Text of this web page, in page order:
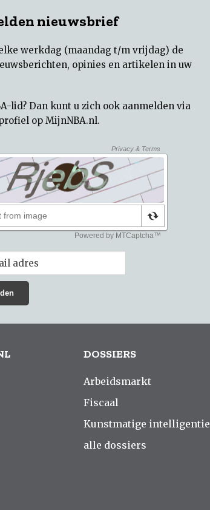
nieuwsbrief
werkdag (maandag t/m vrijdag) de
opinies en artikelen in uw
lid? Dan kunt u zich ook aanmelden via
op MijnNBA.nl.
DOSSIERS
Arbeidsmarkt
Fiscaal
Kunstmatige intelligentie
alle dossiers